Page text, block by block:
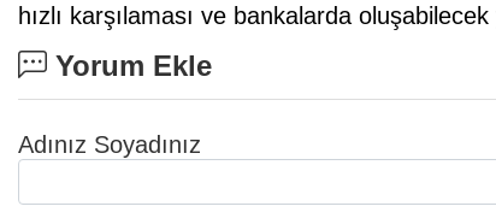
hızlı karşılaması ve bankalarda
Yorum Ekle
Adınız Soyadınız